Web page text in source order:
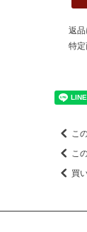
返
特
こ
こ
買